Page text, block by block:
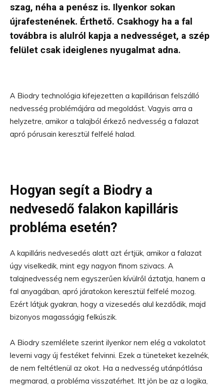
szag, néha a penész is. Ilyenkor sokan
újrafestenének. Érthető. Csakhogy ha a fal
továbbra is alulról kapja a nedvességet, a szép
felület csak ideiglenes nyugalmat adna.
A Biodry technológia kifejezetten a kapillárisan felszálló
nedvesség problémájára ad megoldást. Vagyis arra a
helyzetre, amikor a talajból érkező nedvesség a falazat
apró pórusain keresztül felfelé halad.
Hogyan segít a Biodry a
nedvesedő falakon kapilláris
probléma esetén?
A kapilláris nedvesedés alatt azt értjük, amikor a falazat
úgy viselkedik, mint egy nagyon finom szivacs. A
talajnedvesség nem egyszerűen kívülről áztatja, hanem a
fal anyagában, apró járatokon keresztül felfelé mozog.
Ezért látjuk gyakran, hogy a vizesedés alul kezdődik, majd
bizonyos magasságig felkúszik.
A Biodry szemlélete szerint ilyenkor nem elég a vakolatot
leverni vagy új festéket felvinni. Ezek a tüneteket kezelnék,
de nem feltétlenül az okot. Ha a nedvesség utánpótlása
megmarad, a probléma visszatérhet. Itt jön be az a logika,